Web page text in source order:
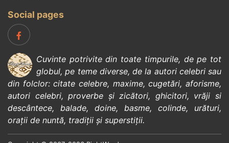
Social pages
Cuvinte potrivite din toate timpurile, de pe tot
globul, pe teme diverse, de la autori celebrisau
din folclor:citate celebre, maxime,cugetări,aforisme,
autori celebri,proverbe și zicători, ghicitori, vrăji si
descântece, balade, doine, basme, colinde, urături,
orații de nuntă, tradiții și superstiții.